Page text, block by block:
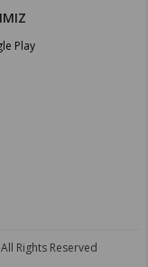
Play
Rights Reserved